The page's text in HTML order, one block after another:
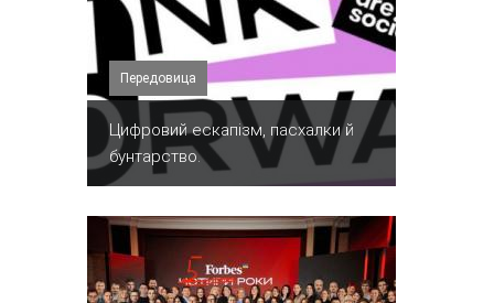
Передовица
​Цифровий ескапізм, пасхалки й
бунтарство.